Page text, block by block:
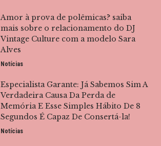
Amor à prova de polêmicas? saiba
mais sobre o relacionamento do DJ
Vintage Culture com a modelo Sara
Alves
Notícias
Especialista Garante: Já Sabemos Sim A
Verdadeira Causa Da Perda de
Memória E Esse Simples Hábito De 8
Segundos É Capaz De Consertá-la!
Notícias